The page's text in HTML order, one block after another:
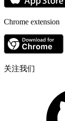
Chrome extension
关注我们